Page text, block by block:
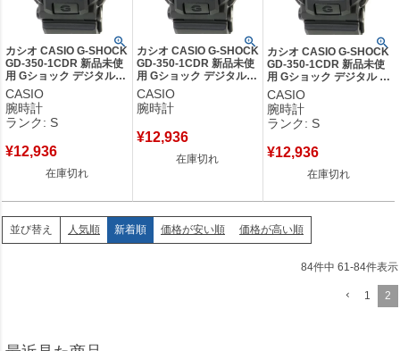
カシオ CASIO G-SHOCK
GD-350-1CDR 新品未使
用 Gショック デジタル
耐衝撃 防水 バイブレー
ション ブラック メンズ
腕時計クオーツ ブラック
【中古】未使用保管品
CASIO
腕時計
ランク: S
¥12,936
在庫切れ
カシオ CASIO G-SHOCK
GD-350-1CDR 新品未使
用 Gショック デジタル
耐衝撃 防水 バイブレー
ション ブラック メンズ
腕時計クオーツ ブラック
CASIO
腕時計
¥12,936
在庫切れ
カシオ CASIO G-SHOCK
GD-350-1CDR 新品未使
用 Gショック デジタル 耐
衝撃 防水 バイブレーショ
ン ブラック メンズ 腕時
計クオーツ ブラック 【中
古】未使用保管品
CASIO
腕時計
ランク: S
¥12,936
在庫切れ
並び替え 人気順 新着順 価格が安い順 価格が高い順
84件中 61-84件表示
1 2